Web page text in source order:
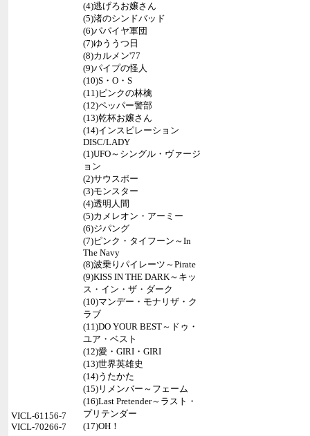
(4)逃げろお嬢さん
(5)渚のシンドバッド
(6)パパイヤ軍団
(7)ゆううつ日
(8)カルメン'77
(9)パイプの怪人
(10)S・O・S
(11)ピンクの林檎
(12)ペッパー警部
(13)乾杯お嬢さん
(14)インスピレーション
DISC/LADY
(1)UFO～シングル・ヴァージ
ョン
(2)サウスポー
(3)モンスター
(4)透明人間
(5)カメレオン・アーミー
(6)ジパング
(7)ピンク・タイフーン～In
The Navy
(8)波乗りパイレーツ～Pirate
(9)KISS IN THE DARK～キッ
ス・イン・ザ・ダーク
(10)マンデー・モナリザ・ク
ラブ
(11)DO YOUR BEST～ドゥ・
ユア・ベスト
(12)愛・GIRI・GIRI
(13)世界英雄史
(14)うたかた
(15)リメンバー～フェーム
(16)Last Pretender～ラスト・
プリテンダー
(17)OH！
VICL-61156-7
VICL-70266-7